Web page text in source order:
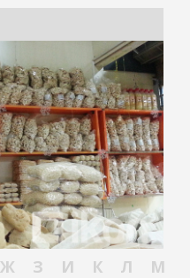
Ж З И К Л
М